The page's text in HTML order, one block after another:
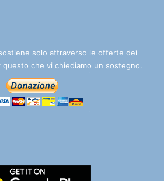
solo attraverso le offerte dei
che vi chiediamo un sostegno.